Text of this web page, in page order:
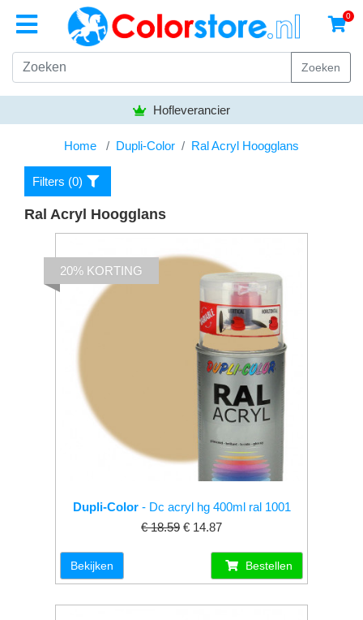
0
Zoeken
Hofleverancier
Home Dupli-Color Ral Acryl Hoogglans
Filters (0)
Ral Acryl Hoogglans
Dupli-Color- Dc acryl hg 400ml ral 1001
€ 18.59 € 14.87
20% KORTING
Bekijken Bestellen